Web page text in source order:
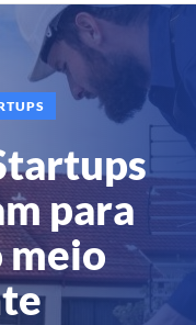
para
meio